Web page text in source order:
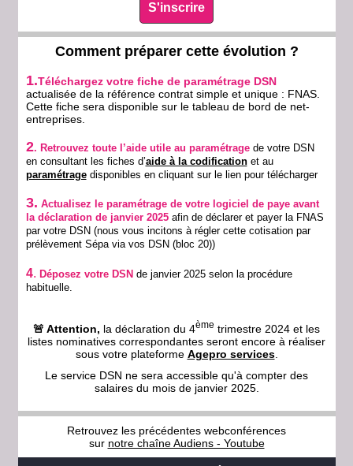
S'inscrire
Comment préparer cette évolution ?
1.Téléchargez votre fiche de paramétrage DSN
actualisée de la référence contrat simple et unique : FNAS.
Cette fiche sera disponible sur le tableau de bord de net-
entreprises.
2. Retrouvez toute l’aide utile au paramétragede votre DSN
en consultant les fiches d’aide à la codificationet au
paramétragedisponibles en cliquant sur le lien pour télécharger
3. Actualisez le paramétrage de votre logiciel de paye avant
la déclaration de janvier 2025afin de déclarer et payer la FNAS
par votre DSN (nous vous incitons à régler cette cotisation par
prélèvement Sépa via vos DSN (bloc 20))
4. Déposez votre DSN de janvier 2025 selon la procédure
habituelle.
🚨 Attention, la déclaration du 4ème trimestre 2024 et les
listes nominatives correspondantes seront encore à réaliser
sous votre plateforme Agepro services.
Le service DSN ne sera accessible qu'à compter des
salaires du mois de janvier 2025.
Retrouvez les précédentes webconférences
sur notre chaîne Audiens - Youtube